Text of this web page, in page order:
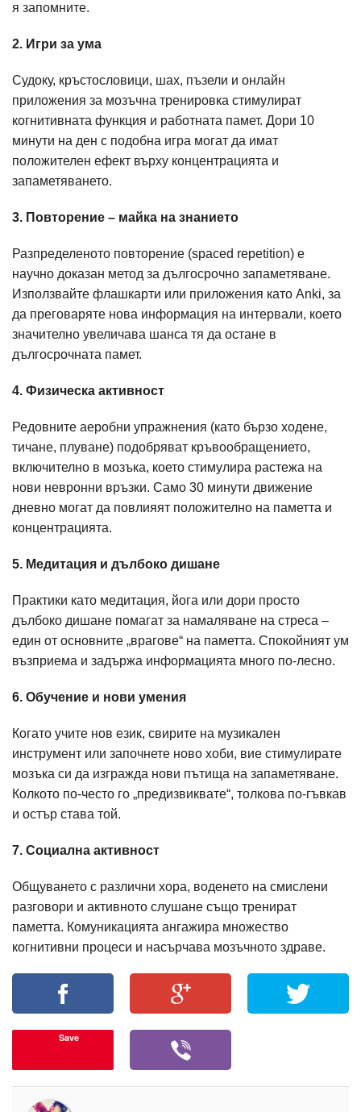
я запомните.
2. Игри за ума
Судоку, кръстословици, шах, пъзели и онлайн
приложения за мозъчна тренировка стимулират
когнитивната функция и работната памет. Дори 10
минути на ден с подобна игра могат да имат
положителен ефект върху концентрацията и
запаметяването.
3. Повторение – майка на знанието
Разпределеното повторение (spaced repetition) е
научно доказан метод за дългосрочно запаметяване.
Използвайте флашкарти или приложения като Anki, за
да преговаряте нова информация на интервали, което
значително увеличава шанса тя да остане в
дългосрочната памет.
4. Физическа активност
Редовните аеробни упражнения (като бързо ходене,
тичане, плуване) подобряват кръвообращението,
включително в мозъка, което стимулира растежа на
нови невронни връзки. Само 30 минути движение
дневно могат да повлияят положително на паметта и
концентрацията.
5. Медитация и дълбоко дишане
Практики като медитация, йога или дори просто
дълбоко дишане помагат за намаляване на стреса –
един от основните „врагове“ на паметта. Спокойният ум
възприема и задържа информацията много по-лесно.
6. Обучение и нови умения
Когато учите нов език, свирите на музикален
инструмент или започнете ново хоби, вие стимулирате
мозъка си да изгражда нови пътища на запаметяване.
Колкото по-често го „предизвиквате“, толкова по-гъвкав
и остър става той.
7. Социална активност
Общуването с различни хора, воденето на смислени
разговори и активното слушане също тренират
паметта. Комуникацията ангажира множество
когнитивни процеси и насърчава мозъчното здраве.
Save